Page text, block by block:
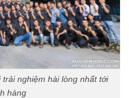
nghiệm hài lòng nhất tới
hàng